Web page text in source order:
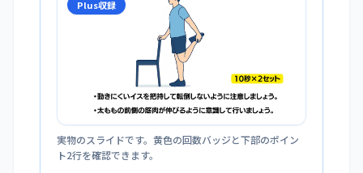
Plus収録
実物のスライドです。黄色の回数バッジと下部のポイン
ト2行を確認できます。